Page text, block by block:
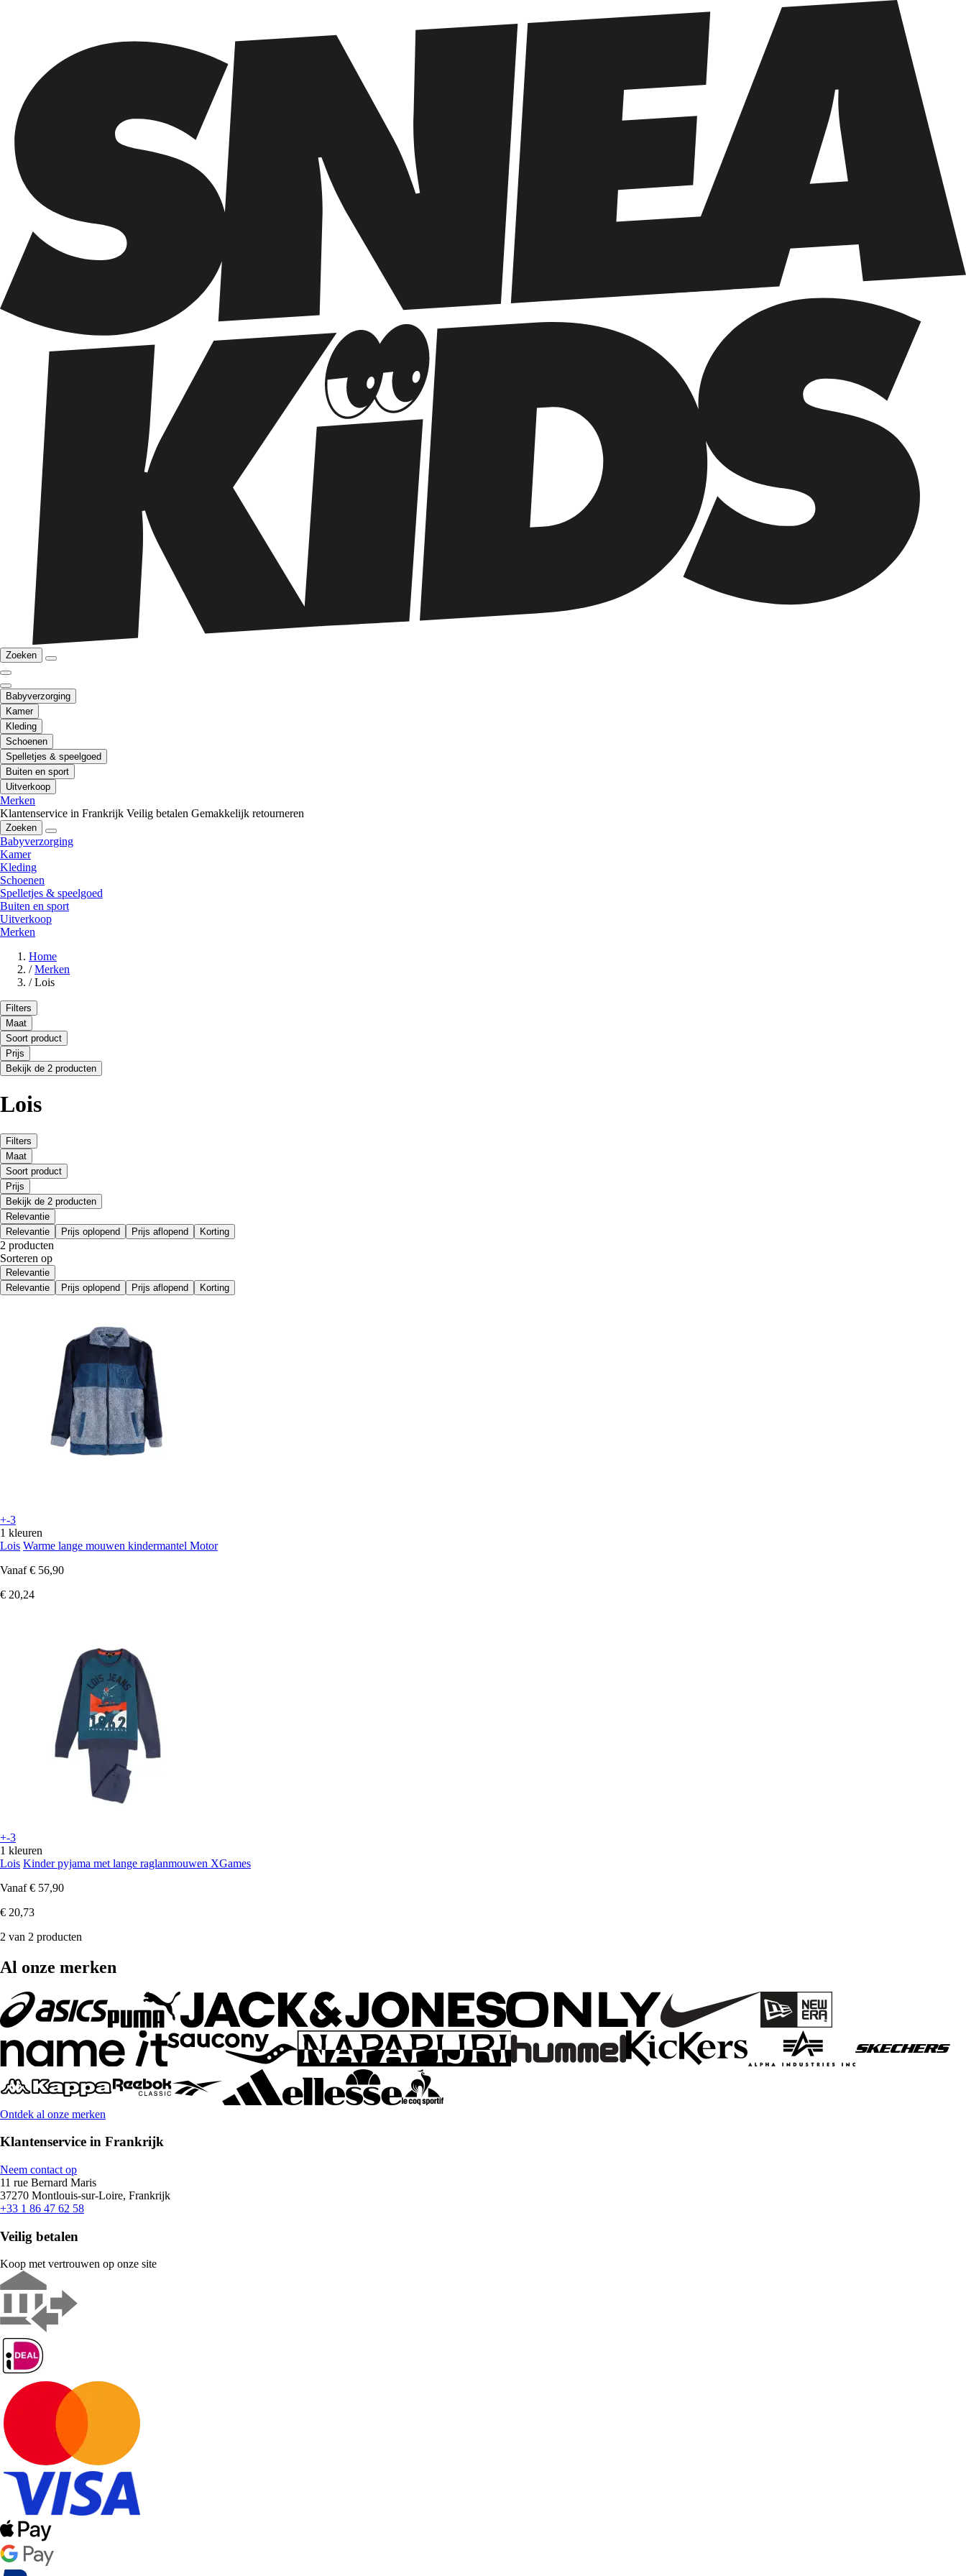
Zoeken
Babyverzorging
Kamer
Kleding
Schoenen
Spelletjes & speelgoed
Buiten en sport
Uitverkoop
Merken
Klantenservice in Frankrijk Veilig betalen Gemakkelijk retourneren
Zoeken
Babyverzorging
Kamer
Kleding
Schoenen
Spelletjes & speelgoed
Buiten en sport
Uitverkoop
Merken
Home
/ Merken
/ Lois
Filters
Maat
Soort product
Prijs
Bekijk de 2 producten
Lois
Filters
Maat
Soort product
Prijs
Bekijk de 2 producten
Relevantie
Relevantie
Prijs oplopend Prijs aflopend Korting
2 producten
Sorteren op
Relevantie
Relevantie
Prijs oplopend Prijs aflopend Korting
+-3
1 kleuren
Lois Warme lange mouwen kindermantel Motor
Vanaf € 56,90
€ 20,24
+-3
1 kleuren
Lois Kinder pyjama met lange raglanmouwen XGames
Vanaf € 57,90
€ 20,73
2 van 2 producten
Al onze merken
Ontdek al onze merken
Klantenservice in Frankrijk
Neem contact op
11 rue Bernard Maris
37270 Montlouis-sur-Loire, Frankrijk
+33 1 86 47 62 58
Veilig betalen
Koop met vertrouwen op onze site